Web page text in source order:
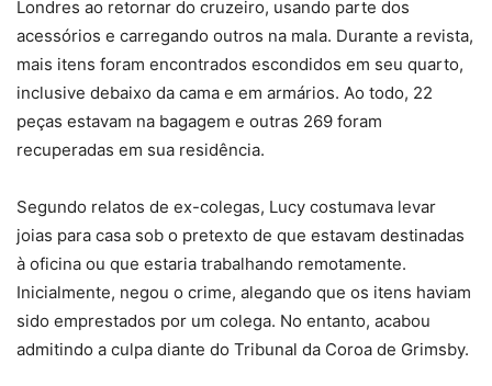
Londres ao retornar do cruzeiro, usando parte dos
acessórios e carregando outros na mala. Durante a revista,
mais itens foram encontrados escondidos em seu quarto,
inclusive debaixo da cama e em armários. Ao todo, 22
peças estavam na bagagem e outras 269 foram
recuperadas em sua residência.
Segundo relatos de ex-colegas, Lucy costumava levar
joias para casa sob o pretexto de que estavam destinadas
à oficina ou que estaria trabalhando remotamente.
Inicialmente, negou o crime, alegando que os itens haviam
sido emprestados por um colega. No entanto, acabou
admitindo a culpa diante do Tribunal da Coroa de Grimsby.